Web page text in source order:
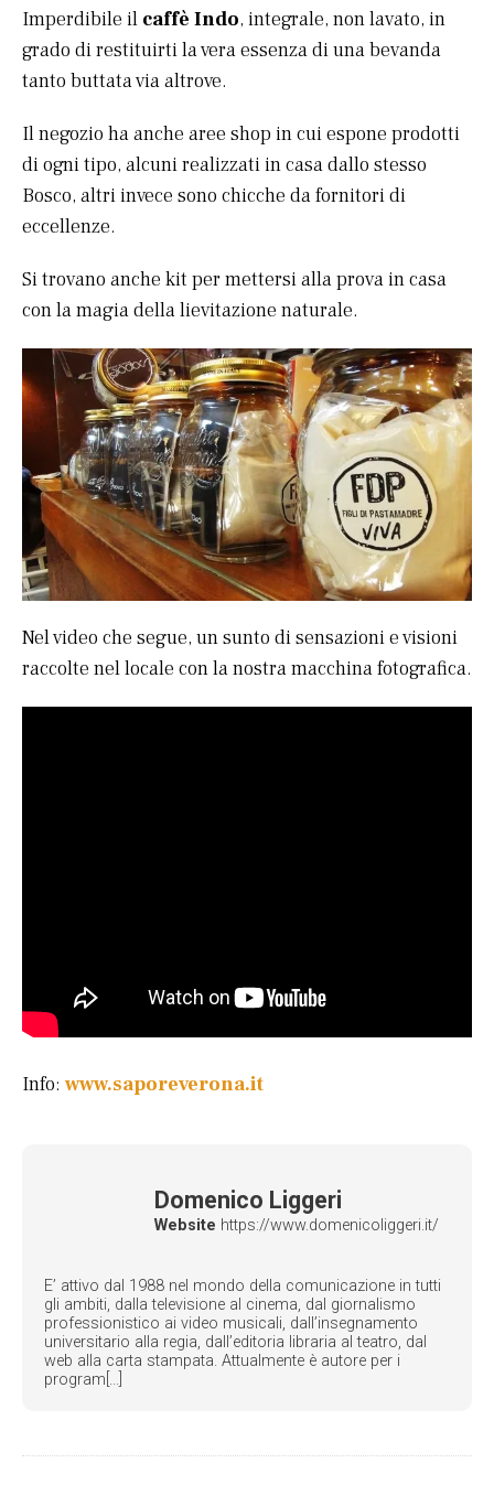
Imperdibile il caffè Indo, integrale, non lavato, in
grado di restituirti la vera essenza di una bevanda
tanto buttata via altrove.
Il negozio ha anche aree shop in cui espone prodotti
di ogni tipo, alcuni realizzati in casa dallo stesso
Bosco, altri invece sono chicche da fornitori di
eccellenze.
Si trovano anche kit per mettersi alla prova in casa
con la magia della lievitazione naturale.
Nel video che segue, un sunto di sensazioni e visioni
raccolte nel locale con la nostra macchina fotografica.
Info: www.saporeverona.it
Domenico Liggeri
Website https://www.domenicoliggeri.it/
E’ attivo dal 1988 nel mondo della comunicazione in tutti
gli ambiti, dalla televisione al cinema, dal giornalismo
professionistico ai video musicali, dall’insegnamento
universitario alla regia, dall’editoria libraria al teatro, dal
web alla carta stampata. Attualmente è autore per i
program[...]